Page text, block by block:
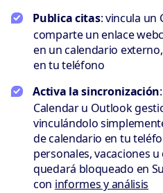
Publica citas: vincula un
comparte un enlace
en un calendario
en tu teléfono
Activa la sincronización
Calendar u Outlook
vinculándolo
de calendario en tu
personales, vacaciones
quedará bloqueado en
con informes y análisis